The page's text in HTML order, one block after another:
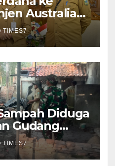
Australia
Pariwisata
TIMES7
Diduga
Gudang
TIMES7